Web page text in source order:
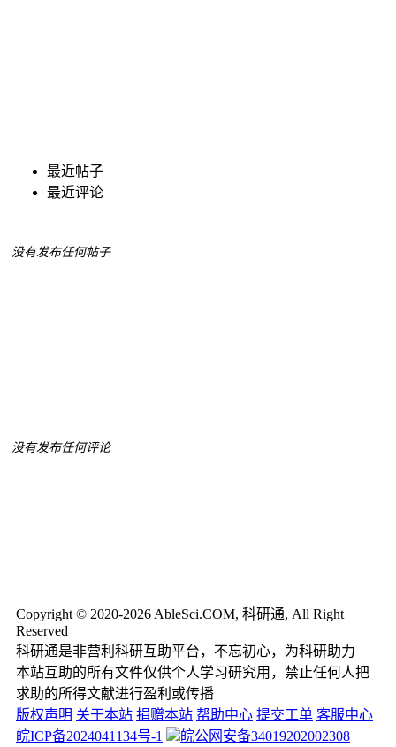
最近帖子
最近评论
没有发布任何帖子
没有发布任何评论
Copyright © 2020-2026 AbleSci.COM, 科研通, All Right
Reserved
科研通是非营利科研互助平台，不忘初心，为科研助力
本站互助的所有文件仅供个人学习研究用，禁止任何人把
求助的所得文献进行盈利或传播
版权声明 关于本站 捐赠本站 帮助中心 提交工单 客服中心
皖ICP备2024041134号-1
皖公网安备34019202002308